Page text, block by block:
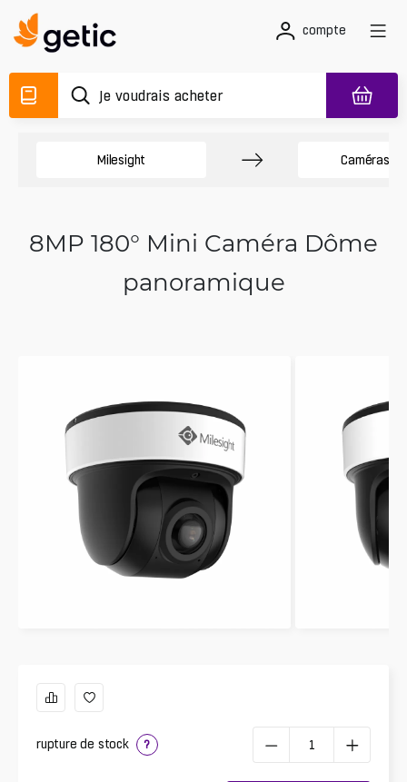
compte
Milesight Caméras
8MP 180° Mini Caméra Dôme
panoramique
rupture de stock ?